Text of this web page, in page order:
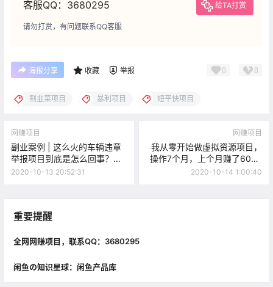
客服QQ：3680295 给TA打赏
请勿打赏，有问题联系QQ客服
海报分享 收藏 举报 0 0
割韭菜项目 暴利项目 短平快项目
网赚项目
副业案例 | 这么火的车辆违章
举报项目到底是怎么回事？真
能赚钱吗？
2020-10-13 20:52:31
网赚项目
我从零开始做虚拟资源项目，
操作7个月，上个月赚了6000
元
2020-10-14 1:00:40
重要提醒
全网网赚项目，联系QQ：3680295
闲鱼の知识星球：闲鱼产品库